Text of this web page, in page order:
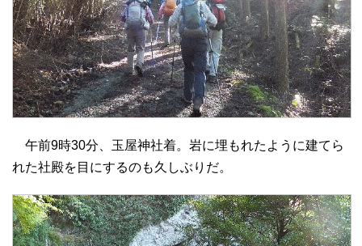
午前9時30分、玉屋神社着。岩に埋もれたように建てら
れた社殿を目にするのも久しぶりだ。